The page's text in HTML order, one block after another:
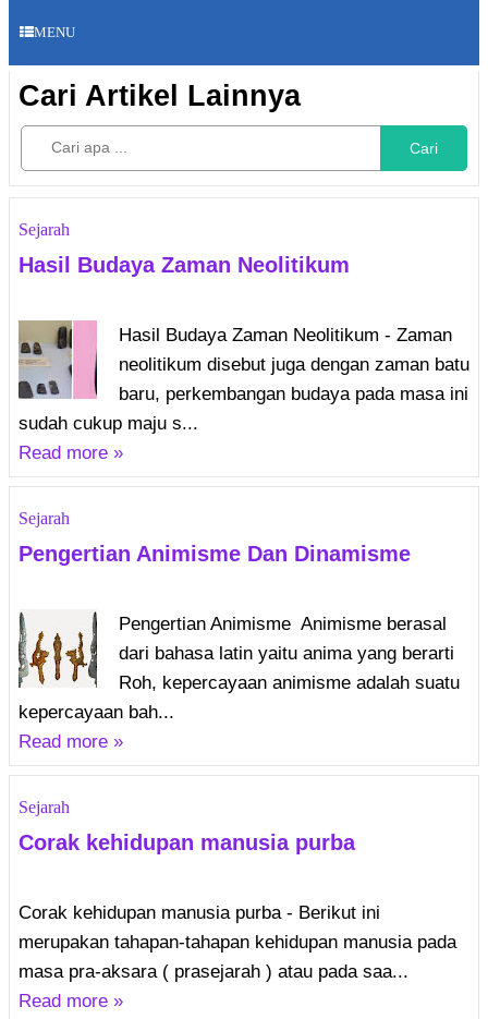
MENU
Cari Artikel Lainnya
Cari
Sejarah
Hasil Budaya Zaman Neolitikum
Hasil Budaya Zaman Neolitikum - Zaman
neolitikum disebut juga dengan zaman batu
baru, perkembangan budaya pada masa ini
sudah cukup maju s...
Read more »
Sejarah
Pengertian Animisme Dan Dinamisme
Pengertian Animisme Animisme berasal
dari bahasa latin yaitu anima yang berarti
Roh, kepercayaan animisme adalah suatu
kepercayaan bah...
Read more »
Sejarah
Corak kehidupan manusia purba
Corak kehidupan manusia purba - Berikut ini
merupakan tahapan-tahapan kehidupan manusia pada
masa pra-aksara ( prasejarah ) atau pada saa...
Read more »